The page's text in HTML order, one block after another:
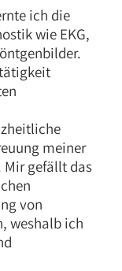
ich die
wie EKG,
meiner
Mir gefällt das
von
weshalb ich